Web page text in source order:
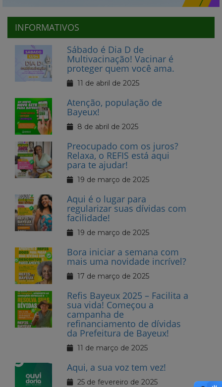
INFORMATIVOS
Sábado é Dia D de
Multivacinação! Vacinar é
proteger quem você ama.
11 de abril de 2025
Atenção, população de
Bayeux!
8 de abril de 2025
Preocupado com os juros?
Relaxa, o REFIS está aqui
para te ajudar!
19 de março de 2025
Aqui é o lugar para
regularizar suas dívidas com
facilidade!
19 de março de 2025
Bora iniciar a semana com
mais uma novidade incrível?
17 de março de 2025
Refis Bayeux 2025 – Facilita a
sua vida! Começou a
campanha de
refinanciamento de dívidas
da Prefeitura de Bayeux!
11 de março de 2025
Aqui, a sua voz tem vez!
25 de fevereiro de 2025